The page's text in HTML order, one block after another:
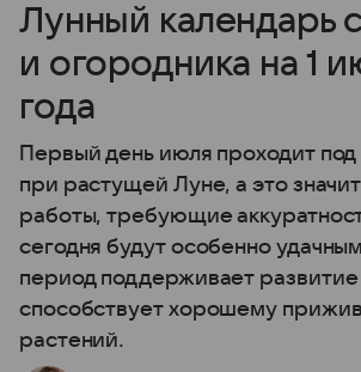
Лунный календарь
и огородника на 1
года
Первый день июля проходит
при растущей Луне, а это
работы, требующие
сегодня будут особенно
период поддерживает развитие
способствует хорошему
растений.